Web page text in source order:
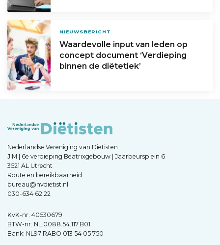
NIEUWSBERICHT
Waardevolle input van leden op
concept document ‘Verdieping
binnen de diëtetiek’
Nederlandse Vereniging van Diëtisten
JIM | 6e verdieping Beatrixgebouw | Jaarbeursplein 6
3521 AL Utrecht
Route en bereikbaarheid
bureau@nvdietist.nl
030-634 62 22
KvK-nr. 40530679
BTW-nr. NL.0088.54.117.B01
Bank: NL97 RABO 013 54 05 750